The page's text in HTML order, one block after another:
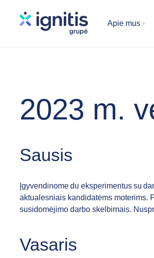
Apie mus
2023 m.
Sausis
Įgyvendinome du eksperimentus su
aktualesniais kandidatėms moterims.
susidomėjimo darbo skelbimais.
Vasaris